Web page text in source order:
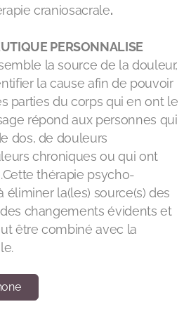
craniosacrale.
PERSONNALISE
la source de la douleur,
la cause afin de pouvoir
parties du corps qui en ont le
répond aux personnes qui
dos, de douleurs
chroniques ou qui ont
thérapie psycho-
la(les) source(s) des
changements évidents et
être combiné avec la